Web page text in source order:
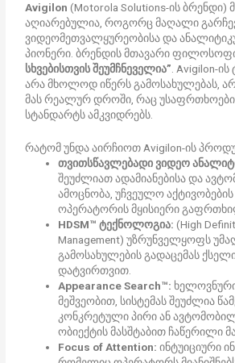
Avigilon (Motorola Solutions-ის
აღიარებულია, როგორც მაღალი
ვიდეომეთვალყურეობისა და
პიონერი. ბრენდის მთავარი
სხვებისთვის შეუმჩნეველია” . Avigilon-
არა მხოლოდ იწერს გამოსახულებას,
მას რეალურ დროში, რაც
სტანდარტს ამკვიდრებს.
რატომ უნდა აირჩიოთ Avigilon-ის
თვითსწავლებადი ვიდეო
შეუძლიათ ადამიანებისა და
ამოცნობა, უჩვეულო
ოპერატორის მყისიერი
HDSM™ ტექნოლოგია: (High
Management) უზრუნველყოფს
გამოსახულების გადაცემას
დატვირთვით.
Appearance Search™:
მეშვეობით, სისტემას შეუძლია
კონკრეტული პირი ან
ობიექტის მასშტაბით ჩაწერილი
Focus of Attention: ინტუიციური
AI თანაშემწე
გამარჯობათ! რით შემიძლია